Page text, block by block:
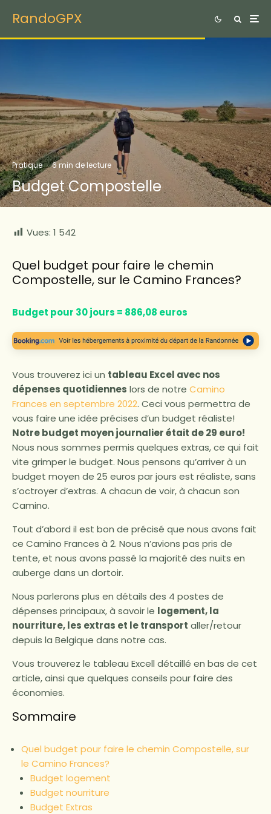
RandoGPX
Pratique · 6 min de lecture
Budget Compostelle
Vues: 1 542
Quel budget pour faire le chemin
Compostelle, sur le Camino Frances?
Budget pour 30 jours = 886,08 euros
Vous trouverez ici un tableau Excel avec nos
dépenses quotidiennes lors de notre Camino
Frances en septembre 2022. Ceci vous permettra de
vous faire une idée précises d’un budget réaliste!
Notre budget moyen journalier était de 29 euro!
Nous nous sommes permis quelques extras, ce qui fait
vite grimper le budget. Nous pensons qu’arriver à un
budget moyen de 25 euros par jours est réaliste, sans
s’octroyer d’extras. A chacun de voir, à chacun son
Camino.
Tout d’abord il est bon de précisé que nous avons fait
ce Camino Frances à 2. Nous n’avions pas pris de
tente, et nous avons passé la majorité des nuits en
auberge dans un dortoir.
Nous parlerons plus en détails des 4 postes de
dépenses principaux, à savoir le logement, la
nourriture, les extras et le transport aller/retour
depuis la Belgique dans notre cas.
Vous trouverez le tableau Excell détaillé en bas de cet
article, ainsi que quelques conseils pour faire des
économies.
Sommaire
Quel budget pour faire le chemin Compostelle, sur
le Camino Frances?
Budget logement
Budget nourriture
Budget Extras